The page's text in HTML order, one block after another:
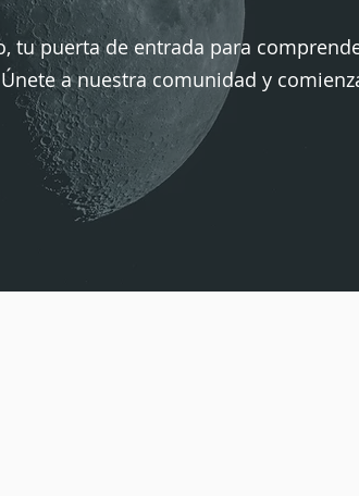
tu puerta de entrada para
a nuestra comunidad y